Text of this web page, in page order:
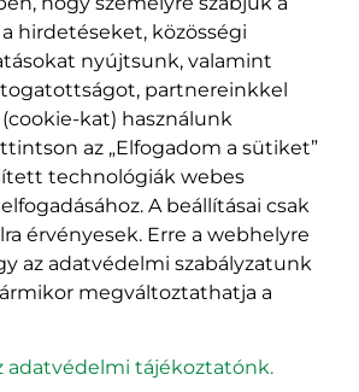
Impresszum
szabályzat
EPP program
utca, 41.
250 321
400489 Kolozsvár,
Majális utca, 60.
szám
tel/fax:0264 590 758
email:
office@rmdsz.ro
hirdetéseket, közösségi
nyújtsunk, valamint
partnereinkkel
kat) használunk
az „Elfogadom a sütiket”
technológiák webes
A beállításai csak
érvényesek. Erre a webhelyre
az adatvédelmi szabályzatunk
megváltoztathatja a
adatvédelmi tájékoztatónk.